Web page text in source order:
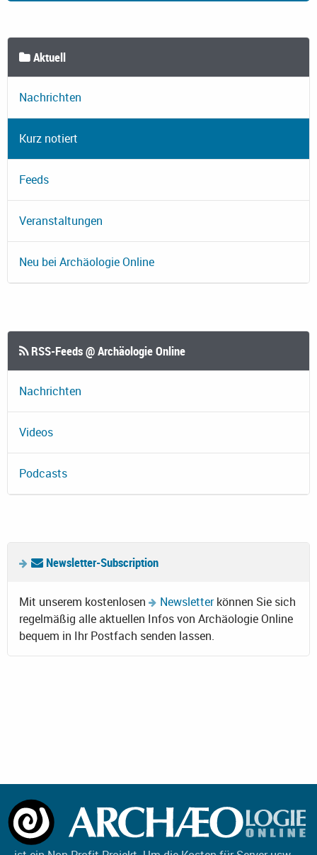
Aktuell
Nachrichten
Kurz notiert
Feeds
Veranstaltungen
Neu bei Archäologie Online
RSS-Feeds @ Archäologie Online
Nachrichten
Videos
Podcasts
Newsletter-Subscription
Mit unserem kostenlosen Newsletterkönnen Sie sich
regelmäßig alle aktuellen Infos von Archäologie Online
bequem in Ihr Postfach senden lassen.